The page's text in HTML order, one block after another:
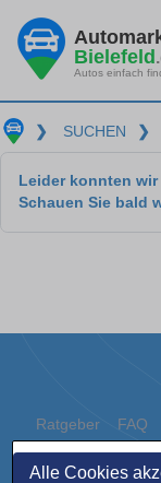
Alle Cookies
Bielefeld
Autos einfach
❯ SUCHEN ❯
Leider konnten
Schauen Sie bald
Ratgeber FAQ